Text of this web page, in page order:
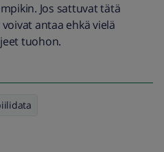
Jos sattuvat tätä
antaa ehkä vielä
tuohon.